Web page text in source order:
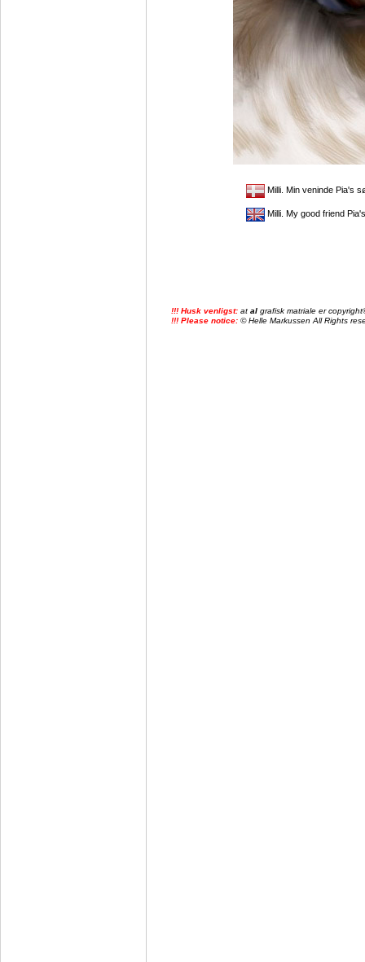
Milli. Min veninde Pia's
Milli. My good friend
!!! Husk venligst: at al grafisk matriale er
!!! Please notice: © Helle Markussen All Rights